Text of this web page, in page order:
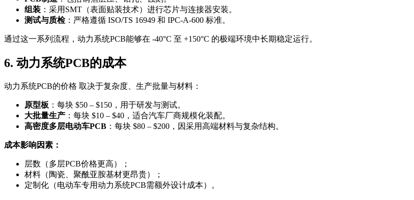
组装 ：采用SMT（表面贴装技术）进行芯片与连接器安装。
测试与质检：严格遵循 ISO/TS 16949 和 IPC-A-600 标准。
通过这一系列流程，动力系统PCB能够在 -40°C 至 +150°C 的极端环境中长期稳定运行。
6. 动力系统PCB的成本
动力系统PCB的价格 取决于复杂度、生产批量与材料：
原型板 ：每块 $50 – $150，用于研发与测试。
大批量生产 ：每块 $10 – $40，适合汽车厂商规模化装配。
高密度多层电动车PCB ：每块 $80 – $200，因采用高端材料与复杂结构。
成本影响因素：
层数（多层PCB价格更高）；
材料（陶瓷、聚酰亚胺基材更昂贵）；
定制化（电动车专用动力系统PCB需额外设计成本）。